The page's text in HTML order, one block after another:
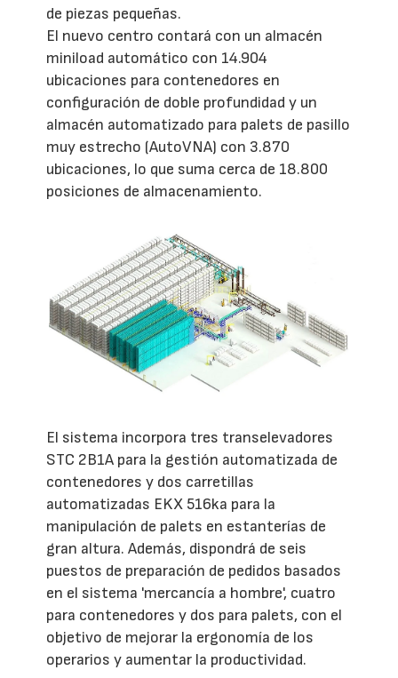
de piezas pequeñas.
El nuevo centro contará con un almacén
miniload automático con 14.904
ubicaciones para contenedores en
configuración de doble profundidad y un
almacén automatizado para palets de pasillo
muy estrecho (AutoVNA) con 3.870
ubicaciones, lo que suma cerca de 18.800
posiciones de almacenamiento.
El sistema incorpora tres transelevadores
STC 2B1A para la gestión automatizada de
contenedores y dos carretillas
automatizadas EKX 516ka para la
manipulación de palets en estanterías de
gran altura. Además, dispondrá de seis
puestos de preparación de pedidos basados
en el sistema 'mercancía a hombre', cuatro
para contenedores y dos para palets, con el
objetivo de mejorar la ergonomía de los
operarios y aumentar la productividad.